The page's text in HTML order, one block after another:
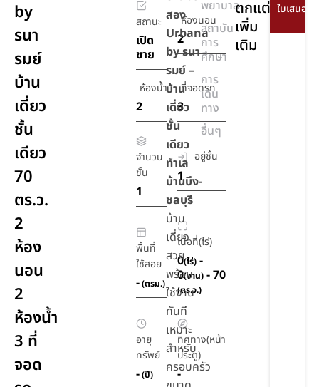
by
รนา
รมย์
บ้าน
เดี่ยว
ชั้น
เดียว
70
ตร.ว.
2
ห้อง
นอน
2
ห้องน้ำ
3 ที่
จอด
สถานะ
เปิด
ขาย
ห้องนอน
2
ห้องน้ำ
2
ที่จอดรถ
3
จำนวน
ชั้น
1
อยู่ชั้น
1
พื้นที่
ใช้สอย
-(ตรม.)
เนื้อที่(ไร่)
0(ไร่) -
0(งาน) - 70
(ตร.ว.)
อายุ
ทรัพย์
-(ปี)
ทิศทาง(หน้า
ประตู)
-
สอง
Urbana
by รนา
รมย์ –
บ้าน
เดี่ยว
ชั้น
เดียว
ทำเล
บ้านบึง-
ชลบุรี
บ้าน
เดี่ยว
สวย
พร้อม
ใช้งาน
ทันที
เหมาะ
สำหรับ
ครอบครัว
พยาบาล
สถาบัน
การ
ศึกษา
การ
เดิน
ทาง
อื่นๆ
ตกแต่ง
เพิ่ม
เติม